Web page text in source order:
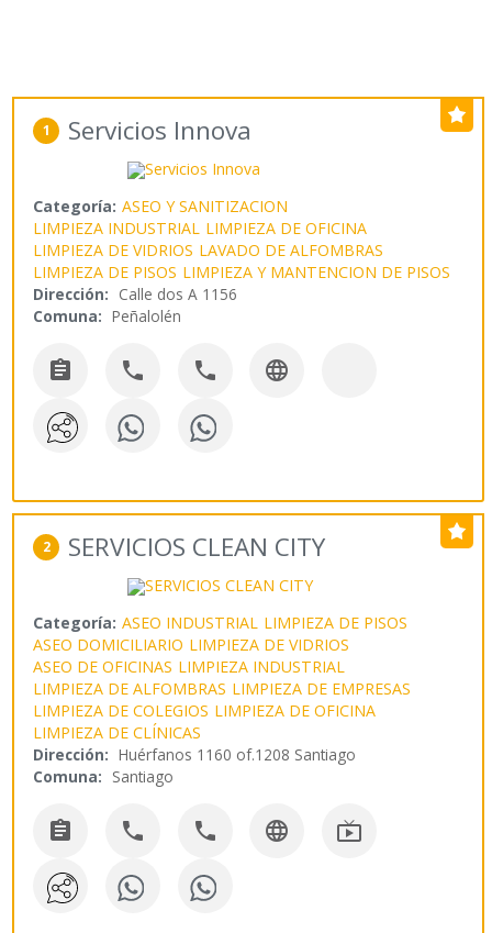
1 Servicios Innova
Categoría: ASEO Y SANITIZACION
LIMPIEZA INDUSTRIAL LIMPIEZA DE OFICINA
LIMPIEZA DE VIDRIOS LAVADO DE ALFOMBRAS
LIMPIEZA DE PISOS LIMPIEZA Y MANTENCION DE PISOS
Dirección: Calle dos A 1156
Comuna: Peñalolén
   
2 SERVICIOS CLEAN CITY
Categoría: ASEO INDUSTRIAL LIMPIEZA DE PISOS
ASEO DOMICILIARIO LIMPIEZA DE VIDRIOS
ASEO DE OFICINAS LIMPIEZA INDUSTRIAL
LIMPIEZA DE ALFOMBRAS LIMPIEZA DE EMPRESAS
LIMPIEZA DE COLEGIOS LIMPIEZA DE OFICINA
LIMPIEZA DE CLÍNICAS
Dirección: Huérfanos 1160 of.1208 Santiago
Comuna: Santiago
    